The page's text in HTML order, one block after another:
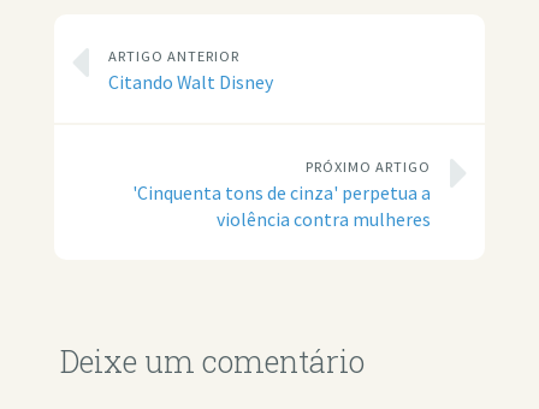
ARTIGO ANTERIOR
Citando Walt Disney
PRÓXIMO ARTIGO
'Cinquenta tons de cinza' perpetua a
violência contra mulheres
Deixe um comentário